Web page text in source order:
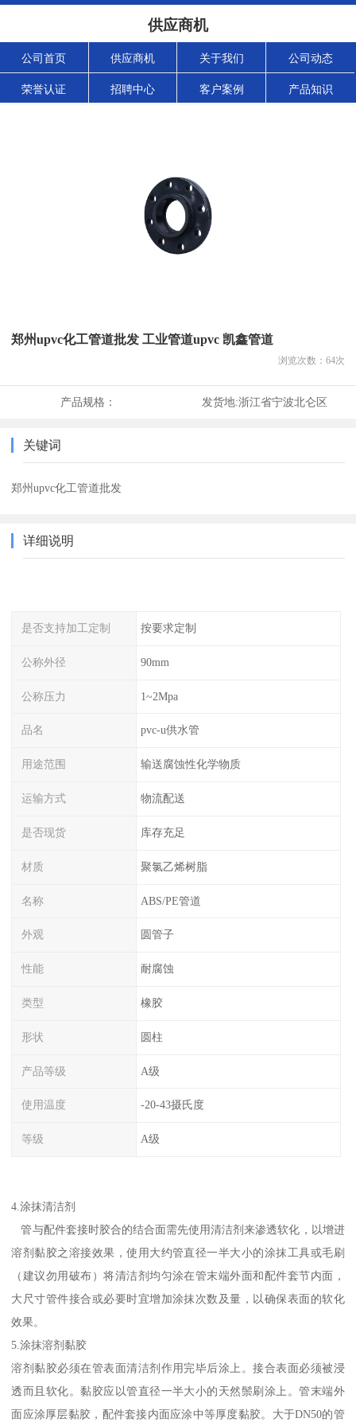
供应商机
公司首页 供应商机 关于我们 公司动态
荣誉认证 招聘中心 客户案例 产品知识
郑州upvc化工管道批发 工业管道upvc 凯鑫管道
浏览次数： 64次
产品规格： 发货地:浙江省宁波北仑区
关键词
郑州upvc化工管道批发
详细说明
是否支持加工定制 按要求定制
公称外径 90mm
公称压力 1~2Mpa
品名 pvc-u供水管
用途范围 输送腐蚀性化学物质
运输方式 物流配送
是否现货 库存充足
材质 聚氯乙烯树脂
名称 ABS/PE管道
外观 圆管子
性能 耐腐蚀
类型 橡胶
形状 圆柱
产品等级 A级
使用温度 -20-43摄氏度
等级 A级
4.涂抹清洁剂
管与配件套接时胶合的结合面需先使用清洁剂来渗透软化，以增进
溶剂黏胶之溶接效果，使用大约管直径一半大小的涂抹工具或毛刷
（建议勿用破布）将清洁剂均匀涂在管末端外面和配件套节内面，
大尺寸管件接合或必要时宜增加涂抹次数及量，以确保表面的软化
效果。
5.涂抹溶剂黏胶
溶剂黏胶必须在管表面清洁剂作用完毕后涂上。接合表面必须被浸
透而且软化。黏胶应以管直径一半大小的天然鬃刷涂上。管末端外
面应涂厚层黏胶，配件套接内面应涂中等厚度黏胶。大于DN50的管